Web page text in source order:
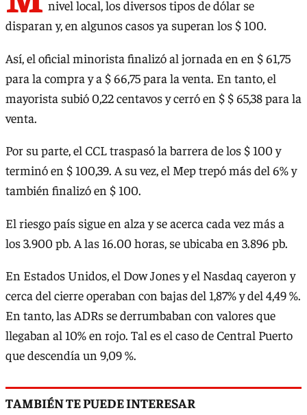
nivel local, los diversos tipos de dólar se
disparan y, en algunos casos ya superan los $ 100.
Así, el oficial minorista finalizó al jornada en en $ 61,75
para la compra y a $ 66,75 para la venta. En tanto, el
mayorista subió 0,22 centavos y cerró en $ $ 65,38 para la
venta.
Por su parte, el CCL traspasó la barrera de los $ 100 y
terminó en $ 100,39. A su vez, el Mep trepó más del 6% y
también finalizó en $ 100.
El riesgo país sigue en alza y se acerca cada vez más a
los 3.900 pb. A las 16.00 horas, se ubicaba en 3.896 pb.
En Estados Unidos, el Dow Jones y el Nasdaq cayeron y
cerca del cierre operaban con bajas del 1,87% y del 4,49 %.
En tanto, las ADRs se derrumbaban con valores que
llegaban al 10% en rojo. Tal es el caso de Central Puerto
que descendía un 9,09 %.
TAMBIÉN TE PUEDE INTERESAR